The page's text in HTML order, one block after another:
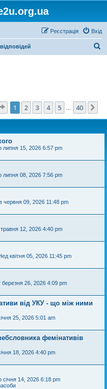
Вхід
Реєстрація
Сторінка 1 40
1 2 3 4 5 40
липня 15, 2026 6:57 pm
липня 08, 2026 7:56 pm
червня 09, 2026 11:48 pm
травня 12, 2026 4:40 pm
квітня 05, 2026 11:45 pm
березня 26, 2026 4:09 pm
від УКУ - що між ними
25, 2026 5:01 am
фемінативів
18, 2026 4:40 pm
січня 14, 2026 6:18 pm